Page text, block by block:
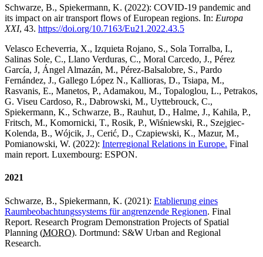
Schwarze, B., Spiekermann, K. (2022): COVID-19 pandemic and
its impact on air transport flows of European regions. In: Europa
XXI, 43. https://doi.org/10.7163/Eu21.2022.43.5
Velasco Echeverria, X., Izquieta Rojano, S., Sola Torralba, I.,
Salinas Sole, C., Llano Verduras, C., Moral Carcedo, J., Pérez
García, J, Ángel Almazán, M., Pérez-Balsalobre, S., Pardo
Fernández, J., Gallego López N., Kallioras, D., Tsiapa, M.,
Rasvanis, E., Manetos, P., Adamakou, M., Topaloglou, L., Petrakos,
G. Viseu Cardoso, R., Dabrowski, M., Uyttebrouck, C.,
Spiekermann, K., Schwarze, B., Rauhut, D., Halme, J., Kahila, P.,
Fritsch, M., Komornicki, T., Rosik, P., Wiśniewski, R., Szejgiec-
Kolenda, B., Wójcik, J., Cerić, D., Czapiewski, K., Mazur, M.,
Pomianowski, W. (2022): Interregional Relations in Europe. Final
main report. Luxembourg: ESPON.
2021
Schwarze, B., Spiekermann, K. (2021): Etablierung eines
Raumbeobachtungssystems für angrenzende Regionen. Final
Report. Research Program Demonstration Projects of Spatial
Planning (MORO). Dortmund: S&W Urban and Regional
Research.